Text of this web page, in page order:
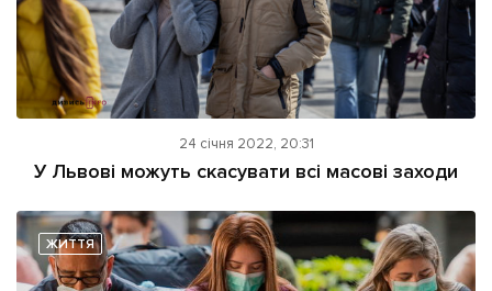
24 січня 2022, 20:31
У Львові можуть скасувати всі масові заходи
ЖИТТЯ